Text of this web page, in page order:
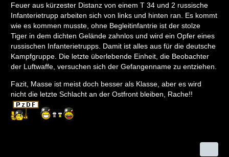
Feuer aus kürzester Distanz von einem T 34 und 2 russische
Infanterietrupp arbeiten sich von links und hinten ran. Es kommt
wie es kommen musste, ohne Begleitinfantrie ist der stolze
Tiger in dem dichten Gelände zahnlos und wird ein Opfer eines
russischen Infanterietrupps. Damit ist alles aus für die deutsche
Kampfgruppe. Die letzte überlebende Einheit, die Beobachter
der Luftwaffe, versuchen sich der Gefangenname zu entziehen.
Fazit, Masse ist meist doch besser als Klasse, aber es wird
nicht die letzte Schlacht an der Ostfront bleiben, Rache!!